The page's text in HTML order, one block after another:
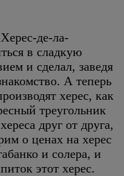
де-ла-
в сладкую
и сделал, заведя
А теперь
херес, как
треугольник
друг от друга,
о ценах на херес
и солера, и
этот херес.